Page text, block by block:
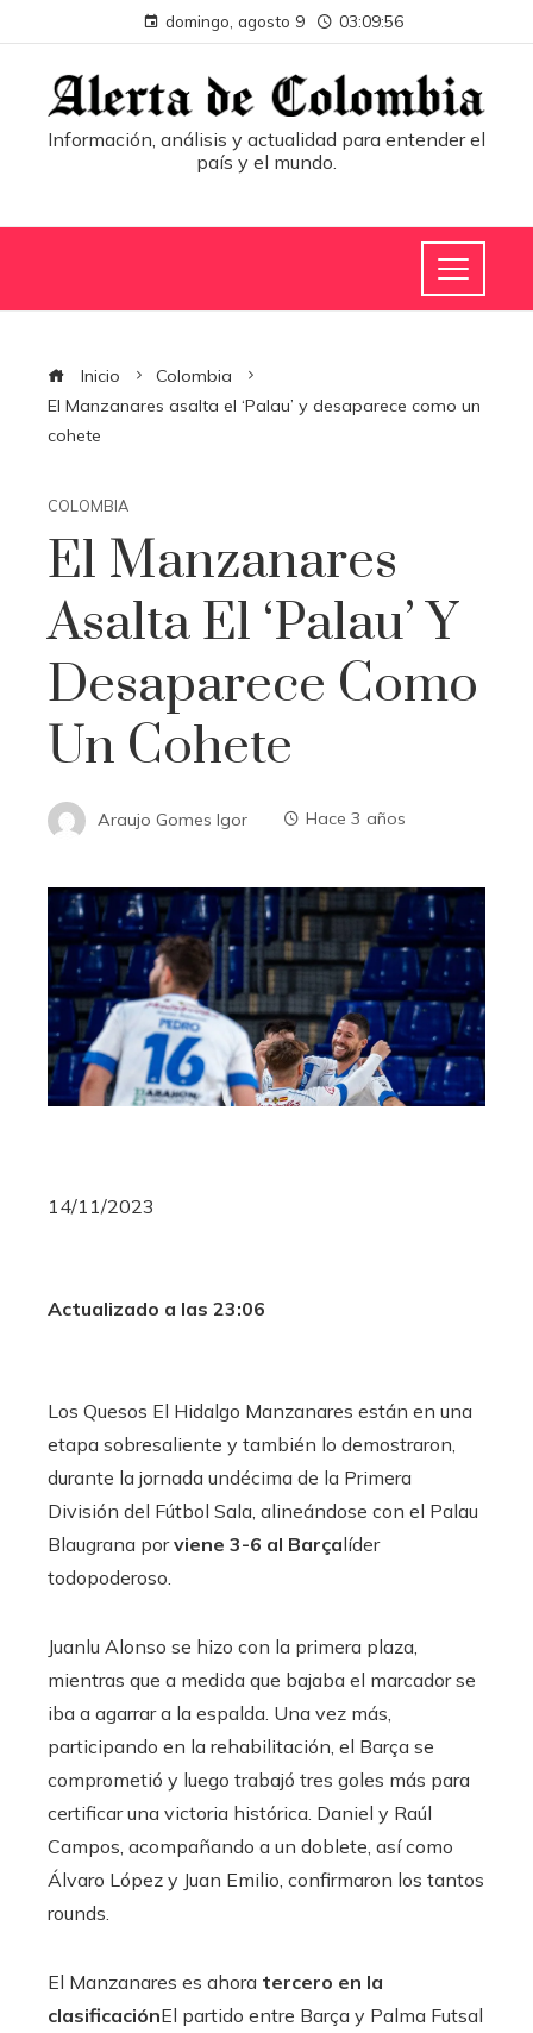
domingo, agosto 9 03:09:56
Información, análisis y actualidad para entender el
país y el mundo.
Inicio
Colombia
El Manzanares asalta el ‘Palau’ y desaparece como un
cohete
COLOMBIA
El Manzanares
Asalta El ‘Palau’ Y
Desaparece Como
Un Cohete
Araujo Gomes Igor Hace 3 años
14/11/2023
Actualizado a las 23:06
Los Quesos El Hidalgo Manzanares están en una
etapa sobresaliente y también lo demostraron,
durante la jornada undécima de la Primera
División del Fútbol Sala, alineándose con el Palau
Blaugrana porviene 3-6 al Barçalíder
todopoderoso.
Juanlu Alonso se hizo con la primera plaza,
mientras que a medida que bajaba el marcador se
iba a agarrar a la espalda. Una vez más,
participando en la rehabilitación, el Barça se
comprometió y luego trabajó tres goles más para
certificar una victoria histórica. Daniel y Raúl
Campos, acompañando a un doblete, así como
Álvaro López y Juan Emilio, confirmaron los tantos
rounds.
El Manzanares es ahora tercero en la
clasificaciónEl partido entre Barça y Palma Futsal